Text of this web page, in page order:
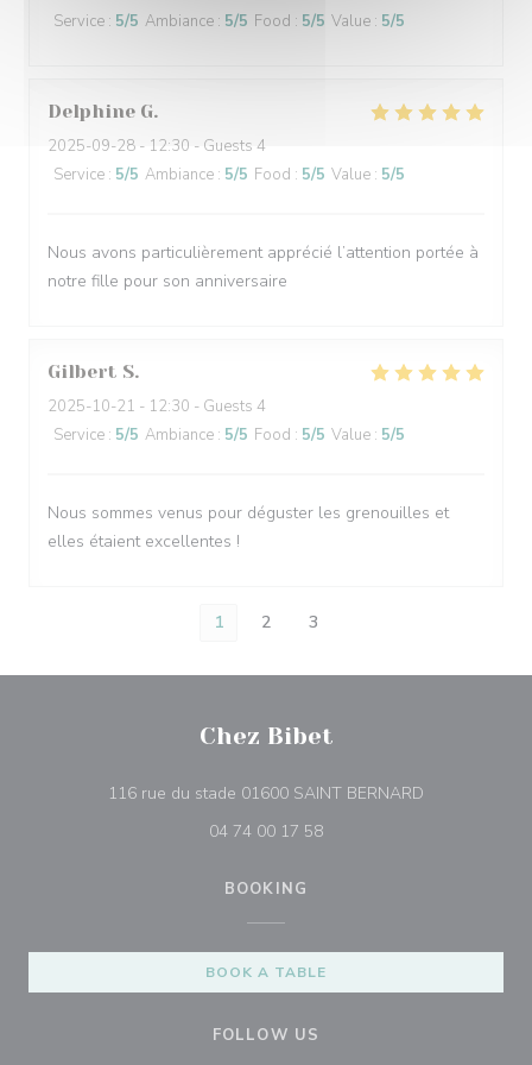
Service : 5/5 Ambiance : 5/5 Food : 5/5 Value : 5/5
Delphine G
2025-09-28 - 12:30 - Guests 4
Service : 5/5 Ambiance : 5/5 Food : 5/5 Value : 5/5
Nous avons particulièrement apprécié l’attention portée à
notre fille pour son anniversaire
Gilbert S
2025-10-21 - 12:30 - Guests 4
Service : 5/5 Ambiance : 5/5 Food : 5/5 Value : 5/5
Nous sommes venus pour déguster les grenouilles et
elles étaient excellentes !
1 2 3
Chez Bibet
116 rue du stade 01600 SAINT BERNARD
04 74 00 17 58
BOOKING
BOOK A TABLE
FOLLOW US